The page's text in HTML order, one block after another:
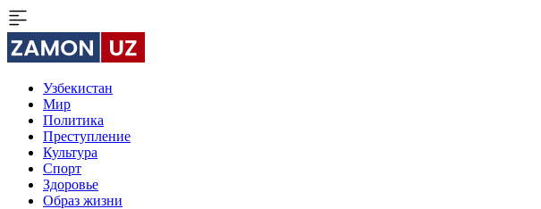
Узбекистан
Мир
Политика
Преступление
Культура
Спорт
Здоровье
Образ жизни